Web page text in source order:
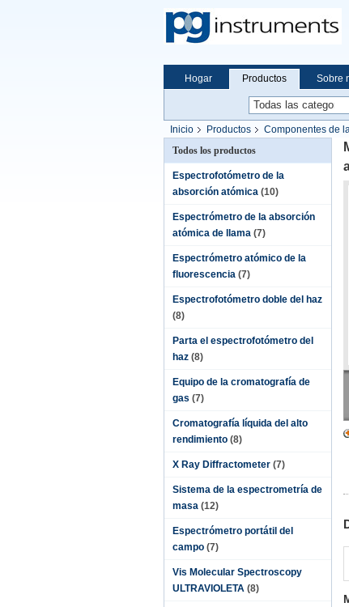
Hogar Productos Sobre
Inicio Productos Componentes de
absorción atómica del espectrómetro de
Todos los productos
Espectrofotómetro de la
absorción atómica (10)
Espectrómetro de la absorción
atómica de llama (7)
Espectrómetro atómico de la
fluorescencia (7)
Espectrofotómetro doble del haz
(8)
Parta el espectrofotómetro del
haz (8)
Equipo de la cromatografía de
gas (7)
Cromatografía líquida del alto
rendimiento (8)
X Ray Diffractometer (7)
Sistema de la espectrometría de
masa (12)
Espectrómetro portátil del
campo (7)
Vis Molecular Spectroscopy
ULTRAVIOLETA (8)